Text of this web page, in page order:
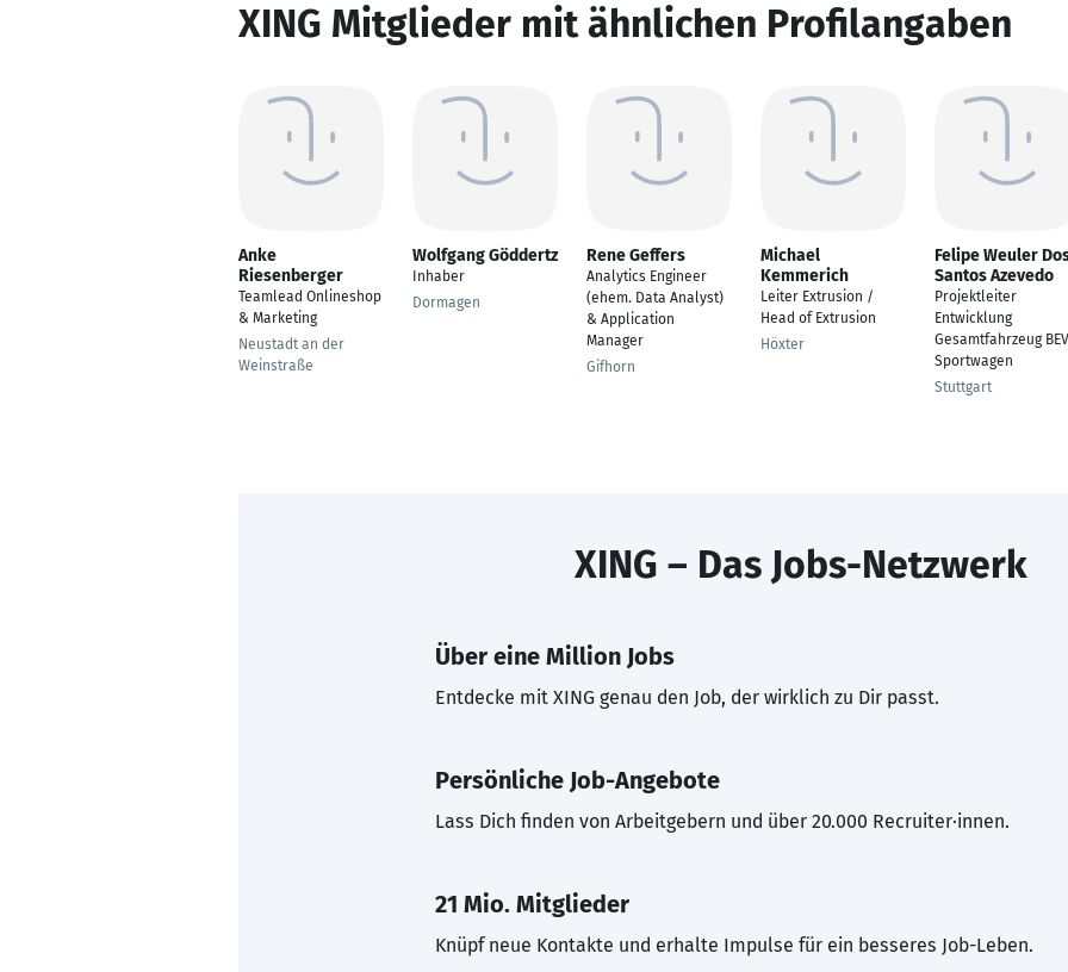
XING Mitglieder mit ähnlichen Profilangaben
Anke
Riesenberger
Teamlead Onlineshop
& Marketing
Neustadt an der
Weinstraße
Wolfgang Göddertz
Inhaber
Dormagen
Rene Geffers
Analytics Engineer
(ehem. Data Analyst)
& Application
Manager
Gifhorn
Michael
Kemmerich
Leiter Extrusion /
Head of Extrusion
Höxter
Felipe Weuler
Santos Azevedo
Projektleiter
Entwicklung
Gesamtfahrzeug BEV
Sportwagen
Stuttgart
XING – Das Jobs-Netzwerk
Über eine Million Jobs
Entdecke mit XING genau den Job, der wirklich zu Dir passt.
Persönliche Job-Angebote
Lass Dich finden von Arbeitgebern und über 20.000 Recruiter·innen.
21 Mio. Mitglieder
Knüpf neue Kontakte und erhalte Impulse für ein besseres Job-Leben.